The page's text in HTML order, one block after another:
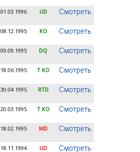
01.03.1996 UD
08.12.1995 KO
09.09.1995 DQ
18.06.1995 T KO
30.04.1995 RTD
20.03.1995 T KO
18.02.1995 MD
18.11.1994 UD